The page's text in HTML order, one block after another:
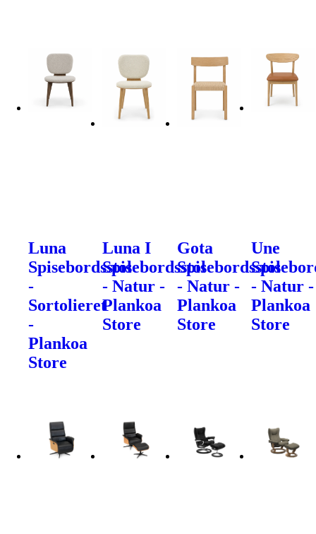
Luna
Spisebordsstol
-
Sortolieret
-
Plankoa
Store
Luna I
Spisebordsstol
- Natur -
Plankoa
Store
Gota
Spisebordsstol
- Natur -
Plankoa
Store
Une
- Natur -
Plankoa
Store